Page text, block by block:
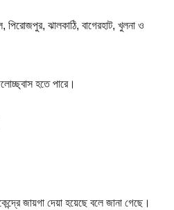
পিরোজপুর, ঝালকাঠি, বাগেরহাট, খুলনা ও
হতে পারে।
জায়গা দেয়া হয়েছে বলে জানা গেছে।